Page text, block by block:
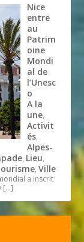
Nice
entre
au
Patrim
oine
Mondi
al de
l’Unesc
o
A la
une,
Activit
és,
Alpes-
, Lieu,
,Ville
a inscrit
[…]